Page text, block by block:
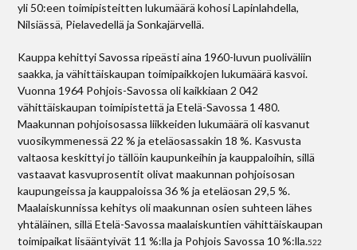
yli 50:een toimipisteitten lukumäärä kohosi Lapinlahdella,
Nilsiässä, Pielavedellä ja Sonkajärvellä.
Kauppa kehittyi Savossa ripeästi aina 1960-luvun puoliväliin
saakka, ja vähittäiskaupan toimipaikkojen lukumäärä kasvoi.
Vuonna 1964 Pohjois-Savossa oli kaikkiaan 2 042
vähittäiskaupan toimipistettä ja Etelä-Savossa 1 480.
Maakunnan pohjoisosassa liikkeiden lukumäärä oli kasvanut
vuosikymmenessä 22 % ja eteläosassakin 18 %. Kasvusta
valtaosa keskittyi jo tällöin kaupunkeihin ja kauppaloihin, sillä
vastaavat kasvuprosentit olivat maakunnan pohjoisosan
kaupungeissa ja kauppaloissa 36 % ja eteläosan 29,5 %.
Maalaiskunnissa kehitys oli maakunnan osien suhteen lähes
yhtäläinen, sillä Etelä-Savossa maalaiskuntien vähittäiskaupan
toimipaikat lisääntyivät 11 %:lla ja Pohjois­ Savossa 10 %:lla.522